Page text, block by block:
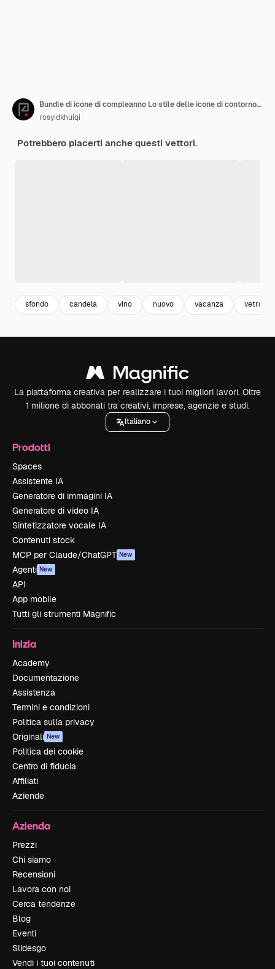
Bundle di icone di compleanno Lo stile delle icone di contorno riempito Illustrazioni vettoriali
rosyidkhulqi
Potrebbero piacerti anche questi vettori.
sfondo candela vino nuovo vacanza vetro
La piattaforma creativa per realizzare i tuoi migliori lavori. Oltre
1 milione di abbonati tra creativi, imprese, agenzie e studi.
Italiano
Prodotti
Spaces
Assistente IA
Generatore di immagini IA
Generatore di video IA
Sintetizzatore vocale IA
Contenuti stock
MCP per Claude/ChatGPT New
Agenti New
API
App mobile
Tutti gli strumenti Magnific
Inizia
Academy
Documentazione
Assistenza
Termini e condizioni
Politica sulla privacy
Originali New
Politica dei cookie
Centro di fiducia
Affiliati
Aziende
Azienda
Prezzi
Chi siamo
Recensioni
Lavora con noi
Cerca tendenze
Blog
Eventi
Slidesgo
Vendi i tuoi contenuti